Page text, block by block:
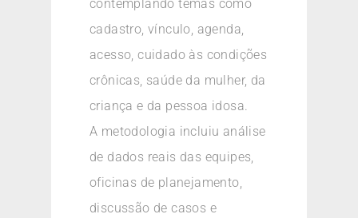
contemplando temas como
cadastro, vínculo, agenda,
acesso, cuidado às condições
crônicas, saúde da mulher, da
criança e da pessoa idosa.
A metodologia incluiu análise
de dados reais das equipes,
oficinas de planejamento,
discussão de casos e